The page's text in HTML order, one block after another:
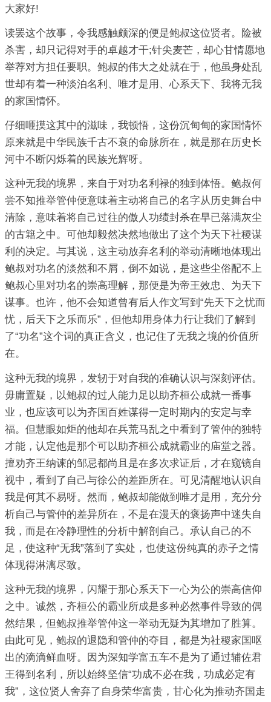
大家好!
读罢这个故事，令我感触颇深的便是鲍叔这位贤者。险被
杀害，却只记得对手的卓越才干;针尖麦芒，却心甘情愿地
举荐对方担任要职。鲍叔的伟大之处就在于，他虽身处乱
世却有着一种淡泊名利、唯才是用、心系天下、我将无我
的家国情怀。
仔细咂摸这其中的滋味，我顿悟，这份沉甸甸的家国情怀
原来就是中华民族千古不衰的命脉所在，就是那在历史长
河中不断闪烁着的民族光辉呀。
这种无我的境界，来自于对功名利禄的独到体悟。鲍叔何
尝不知推举管仲便意味着主动将自己的名字从历史舞台中
清除，意味着将自己过往的傲人功绩封杀在早已落满灰尘
的古籍之中。可他却毅然决然地做出了这个为天下社稷谋
利的决定。与其说，这主动放弃名利的举动清晰地体现出
鲍叔对功名的淡然和不屑，倒不如说，是这些尘俗配不上
鲍叔心里对功名的崇高理解，那便是为帝王效忠、为天下
谋事。也许，他不会知道曾有后人作文写到“先天下之忧而
忧，后天下之乐而乐”，但他却用身体力行让我们了解到
了“功名”这个词的真正含义，也记住了无我之境的价值所
在。
这种无我的境界，发轫于对自我的准确认识与深刻评估。
毋庸置疑，以鲍叔的过人能力足以助齐桓公成就一番事
业，也应该可以为齐国百姓谋得一定时期内的安定与幸
福。但慧眼如炬的他却在兵荒马乱之中看到了管仲的独特
才能，认定他是那个可以助齐桓公成就霸业的庙堂之器。
擅劝齐王纳谏的邹忌都尚且是在多次求证后，才在窥镜自
视中，看到了自己与徐公的差距所在。可见清醒地认识自
我是何其不易呀。然而，鲍叔却能做到唯才是用，充分分
析自己与管仲的差异所在，不是在漫天的褒扬声中迷失自
我，而是在冷静理性的分析中解剖自己。承认自己的不
足，使这种“无我”落到了实处，也使这份纯真的赤子之情
体现得淋漓尽致。
这种无我的境界，闪耀于那心系天下一心为公的崇高信仰
之中。诚然，齐桓公的霸业所成是多种必然事件导致的偶
然结果，但鲍叔推举管仲这一举动无疑为其增加了胜算。
由此可见，鲍叔的退隐和管仲的夺目，都是为社稷家国呕
出的滴滴鲜血呀。因为深知学富五车不是为了通过辅佐君
王得到名利，所以始终坚信“功成不必在我，功成必定有
我”，这位贤人舍弃了自身荣华富贵，甘心化为推动齐国走